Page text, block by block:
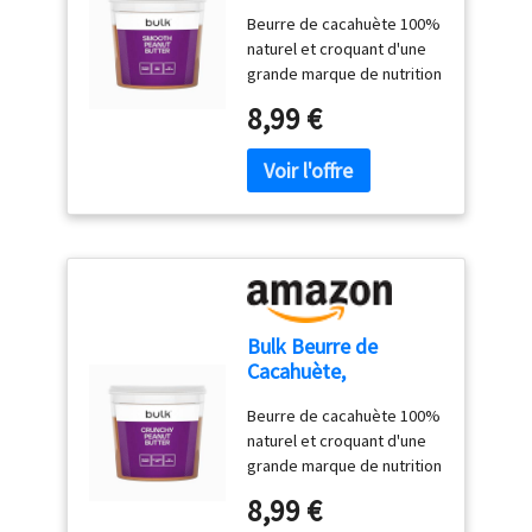
Beurre de cacahuète 100%
naturel et croquant d'une
grande marque de nutrition
protéines et en fibres Sans
conservateurs, sucre, sel
ou huile de palme ajoutés
Source de nourriture riche
en calories, parfaite pour
portion de 100g,
fournissant 28g de
protéines. Disponible en
doux ou croquant
dans un endroit frais et sec
l'Emballage Peut Varier
8,99 €
Bulk Beurre de
Cacahuète,
Beurre de cacahuète 100%
naturel et croquant d'une
grande marque de nutrition
protéines et en fibres Sans
8,99 €